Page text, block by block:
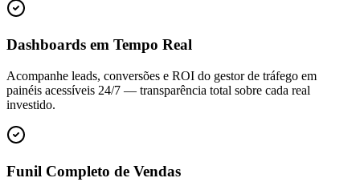
Dashboards em Tempo Real
Acompanhe leads, conversões e ROI do gestor de tráfego em
painéis acessíveis 24/7 — transparência total sobre cada real
investido.
Funil Completo de Vendas